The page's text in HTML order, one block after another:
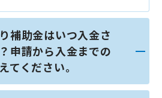
補助金はいつ入金さ
申請から入金までの
てください。